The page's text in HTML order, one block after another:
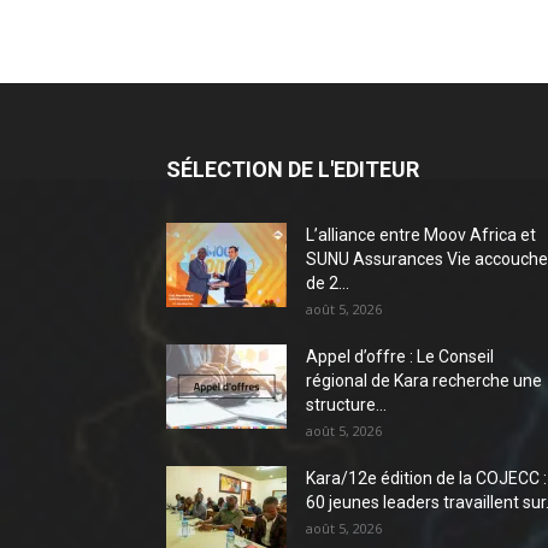
SÉLECTION DE L'EDITEUR
L’alliance entre Moov Africa et
SUNU Assurances Vie accouche
de 2...
août 5, 2026
Appel d’offre : Le Conseil
régional de Kara recherche une
structure...
août 5, 2026
Kara/12e édition de la COJECC :
60 jeunes leaders travaillent sur...
août 5, 2026